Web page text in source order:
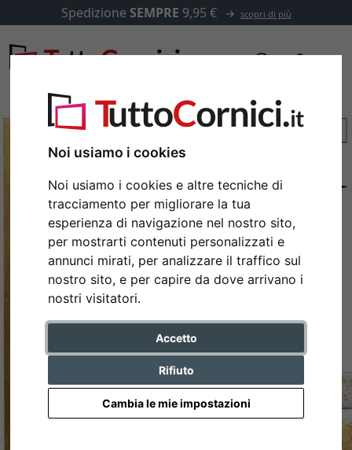
Noi usiamo i cookies
Noi usiamo i cookies e altre tecniche di
tracciamento per migliorare la tua
esperienza di navigazione nel nostro sito,
per mostrarti contenuti personalizzati e
annunci mirati, per analizzare il traffico sul
nostro sito, e per capire da dove arrivano i
nostri visitatori.
Accetto
Rifiuto
Cambia le mie impostazioni
Spedizione SEMPRE 9,95 € scopri di più
Indietro